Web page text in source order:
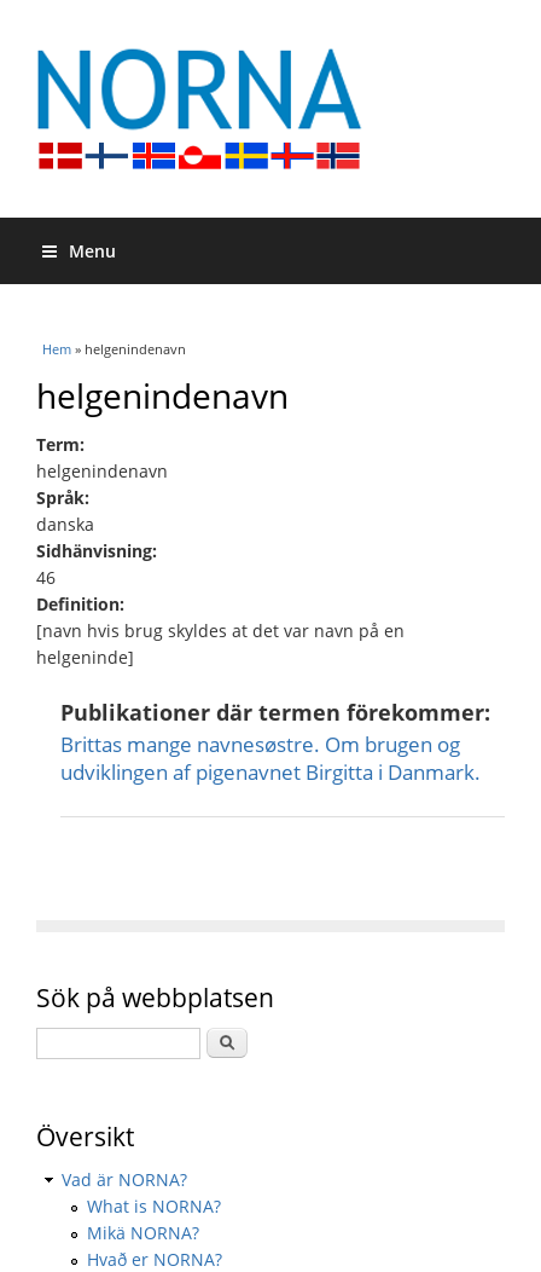
Menu
Du är här
Hem » helgenindenavn
helgenindenavn
Term:
helgenindenavn
Språk:
danska
Sidhänvisning:
46
Definition:
[navn hvis brug skyldes at det var navn på en
helgeninde]
Publikationer där termen förekommer:
Brittas mange navnesøstre. Om brugen og
udviklingen af pigenavnet Birgitta i Danmark.
Sök på webbplatsen
Översikt
Vad är NORNA?
What is NORNA?
Mikä NORNA?
Hvað er NORNA?